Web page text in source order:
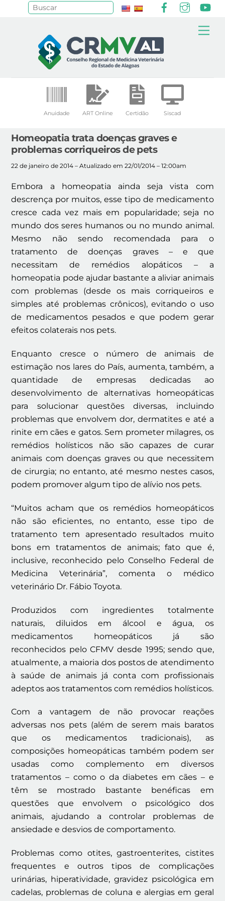
Anuidade ART Online Certidão Siscad
Homeopatia trata doenças graves e
problemas corriqueiros de pets
22 de janeiro de 2014 – Atualizado em 22/01/2014 – 12:00am
Embora a homeopatia ainda seja vista com
descrença por muitos, esse tipo de medicamento
cresce cada vez mais em popularidade; seja no
mundo dos seres humanos ou no mundo animal.
Mesmo não sendo recomendada para o
tratamento de doenças graves – e que
necessitam de remédios alopáticos – a
homeopatia pode ajudar bastante a aliviar animais
com problemas (desde os mais corriqueiros e
simples até problemas crônicos), evitando o uso
de medicamentos pesados e que podem gerar
efeitos colaterais nos pets.
Enquanto cresce o número de animais de
estimação nos lares do País, aumenta, também, a
quantidade de empresas dedicadas ao
desenvolvimento de alternativas homeopáticas
para solucionar questões diversas, incluindo
problemas que envolvem dor, dermatites e até a
rinite em cães e gatos. Sem prometer milagres, os
remédios holísticos não são capazes de curar
animais com doenças graves ou que necessitem
de cirurgia; no entanto, até mesmo nestes casos,
podem promover algum tipo de alívio nos pets.
“Muitos acham que os remédios homeopáticos
não são eficientes, no entanto, esse tipo de
tratamento tem apresentado resultados muito
bons em tratamentos de animais; fato que é,
inclusive, reconhecido pelo Conselho Federal de
Medicina Veterinária”, comenta o médico
veterinário Dr. Fábio Toyota.
Produzidos com ingredientes totalmente
naturais, diluidos em álcool e água, os
medicamentos homeopáticos já são
reconhecidos pelo CFMV desde 1995; sendo que,
atualmente, a maioria dos postos de atendimento
à saúde de animais já conta com profissionais
adeptos aos tratamentos com remédios holísticos.
Com a vantagem de não provocar reações
adversas nos pets (além de serem mais baratos
que os medicamentos tradicionais), as
composições homeopáticas também podem ser
usadas como complemento em diversos
tratamentos – como o da diabetes em cães – e
têm se mostrado bastante benéficas em
questões que envolvem o psicológico dos
animais, ajudando a controlar problemas de
ansiedade e desvios de comportamento.
Problemas como otites, gastroenterites, cistites
frequentes e outros tipos de complicações
urinárias, hiperatividade, gravidez psicológica em
cadelas, problemas de coluna e alergias em geral